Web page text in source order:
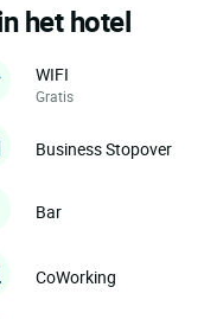
het hotel
WIFI
Gratis
Business Stopover
Bar
CoWorking